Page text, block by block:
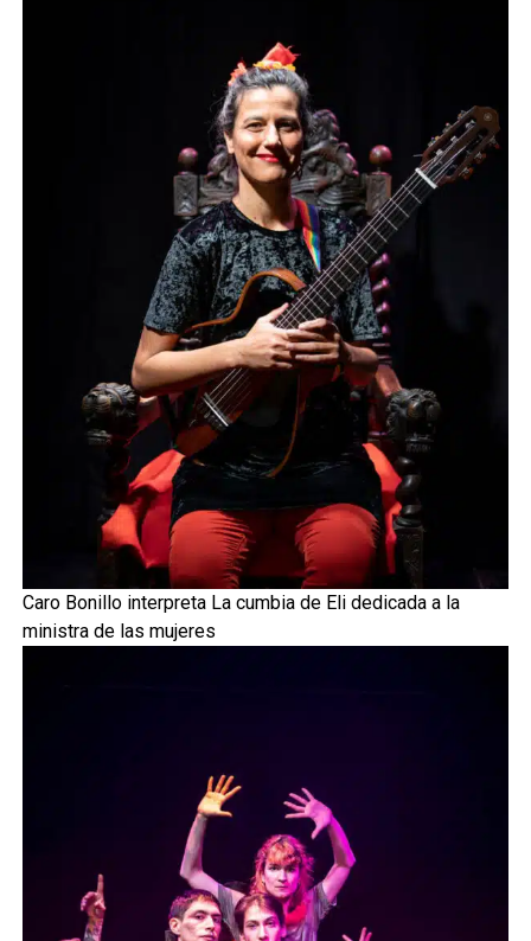
Caro Bonillo interpreta La cumbia de Eli dedicada a la
ministra de las mujeres